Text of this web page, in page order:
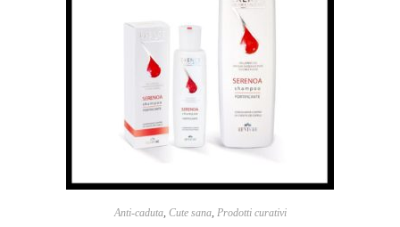
Anti-caduta, Cute sana, Prodotti curativi